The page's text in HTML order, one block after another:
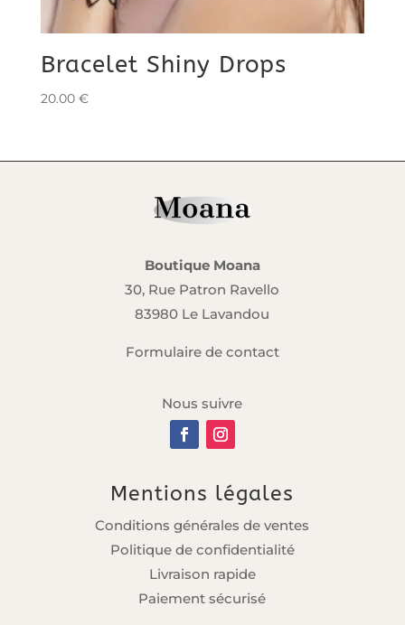
Bracelet Shiny Drops
20.00 €
Boutique Moana
30, Rue Patron Ravello
83980 Le Lavandou
Formulaire de contact
Nous suivre
Mentions légales
Conditions générales de ventes
Politique de confidentialité
Livraison rapide
Paiement sécurisé